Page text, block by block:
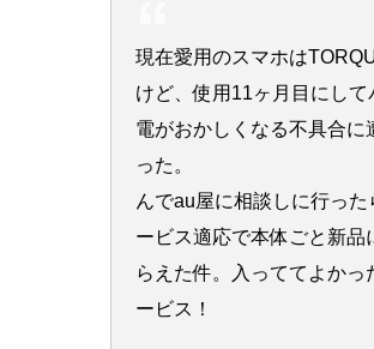
現在愛用のスマホは
けど、使用11ヶ月目にし
電がおかしくなる不具合に
った。
んでau屋に相談しに行った
ービス適応で本体ごと新品
らえた件。入っててよかっ
ービス！